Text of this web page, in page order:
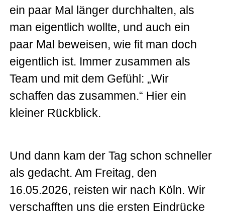
ein paar Mal länger durchhalten, als
man eigentlich wollte, und auch ein
paar Mal beweisen, wie fit man doch
eigentlich ist. Immer zusammen als
Team und mit dem Gefühl: „Wir
schaffen das zusammen.“ Hier ein
kleiner Rückblick.
Und dann kam der Tag schon schneller
als gedacht. Am Freitag, den
16.05.2026, reisten wir nach Köln. Wir
verschafften uns die ersten Eindrücke